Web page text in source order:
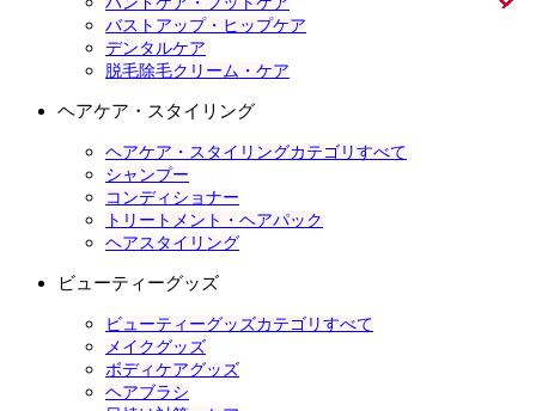
バストアップ・ヒップケア
デンタルケア
脱毛除毛クリーム・ケア
ヘアケア・スタイリング
ヘアケア・スタイリングカテゴリすべて
シャンプー
コンディショナー
トリートメント・ヘアパック
ヘアスタイリング
ビューティーグッズ
ビューティーグッズカテゴリすべて
メイクグッズ
ボディケアグッズ
ヘアブラシ